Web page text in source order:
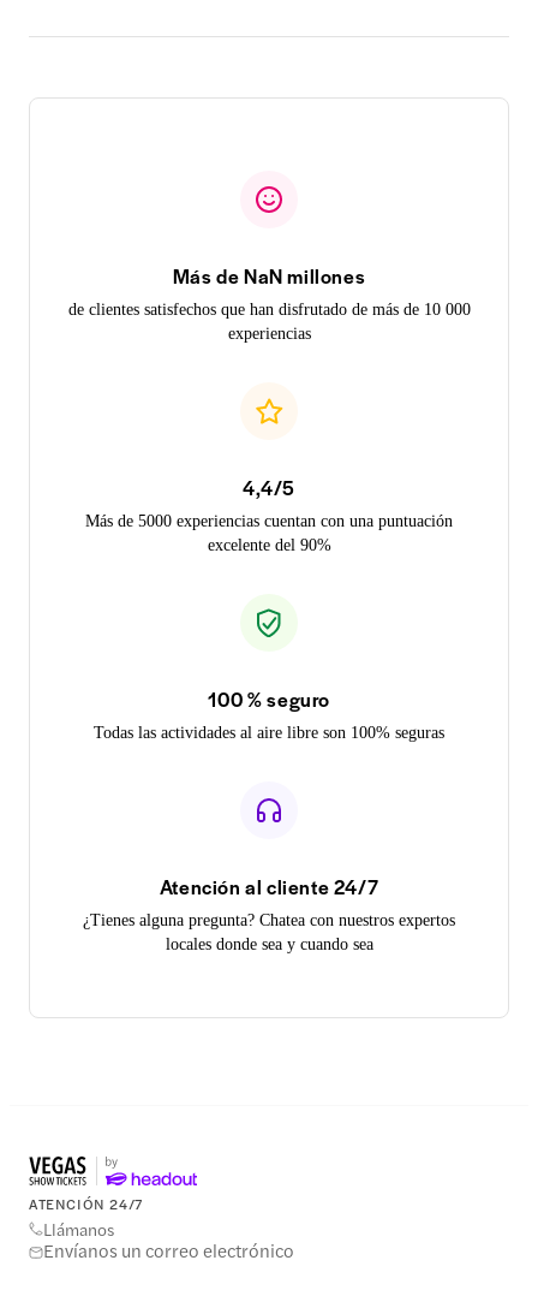
Más de NaN millones
de clientes satisfechos que han disfrutado de más de 10 000
experiencias
4,4/5
Más de 5000 experiencias cuentan con una puntuación
excelente del 90%
100 % seguro
Todas las actividades al aire libre son 100% seguras
Atención al cliente 24/7
¿Tienes alguna pregunta? Chatea con nuestros expertos
locales donde sea y cuando sea
ATENCIÓN 24/7
Llámanos
Envíanos un correo electrónico